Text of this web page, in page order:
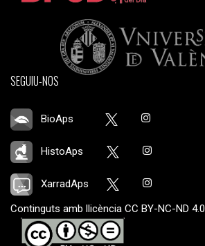
SEGUIU-NOS
BioAps
HistoAps
XarradAps
Continguts amb llicència CC BY-NC-ND 4.0